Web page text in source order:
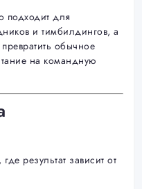
подходит для
и тимбилдингов, а
обычное
на командную
результат зависит от